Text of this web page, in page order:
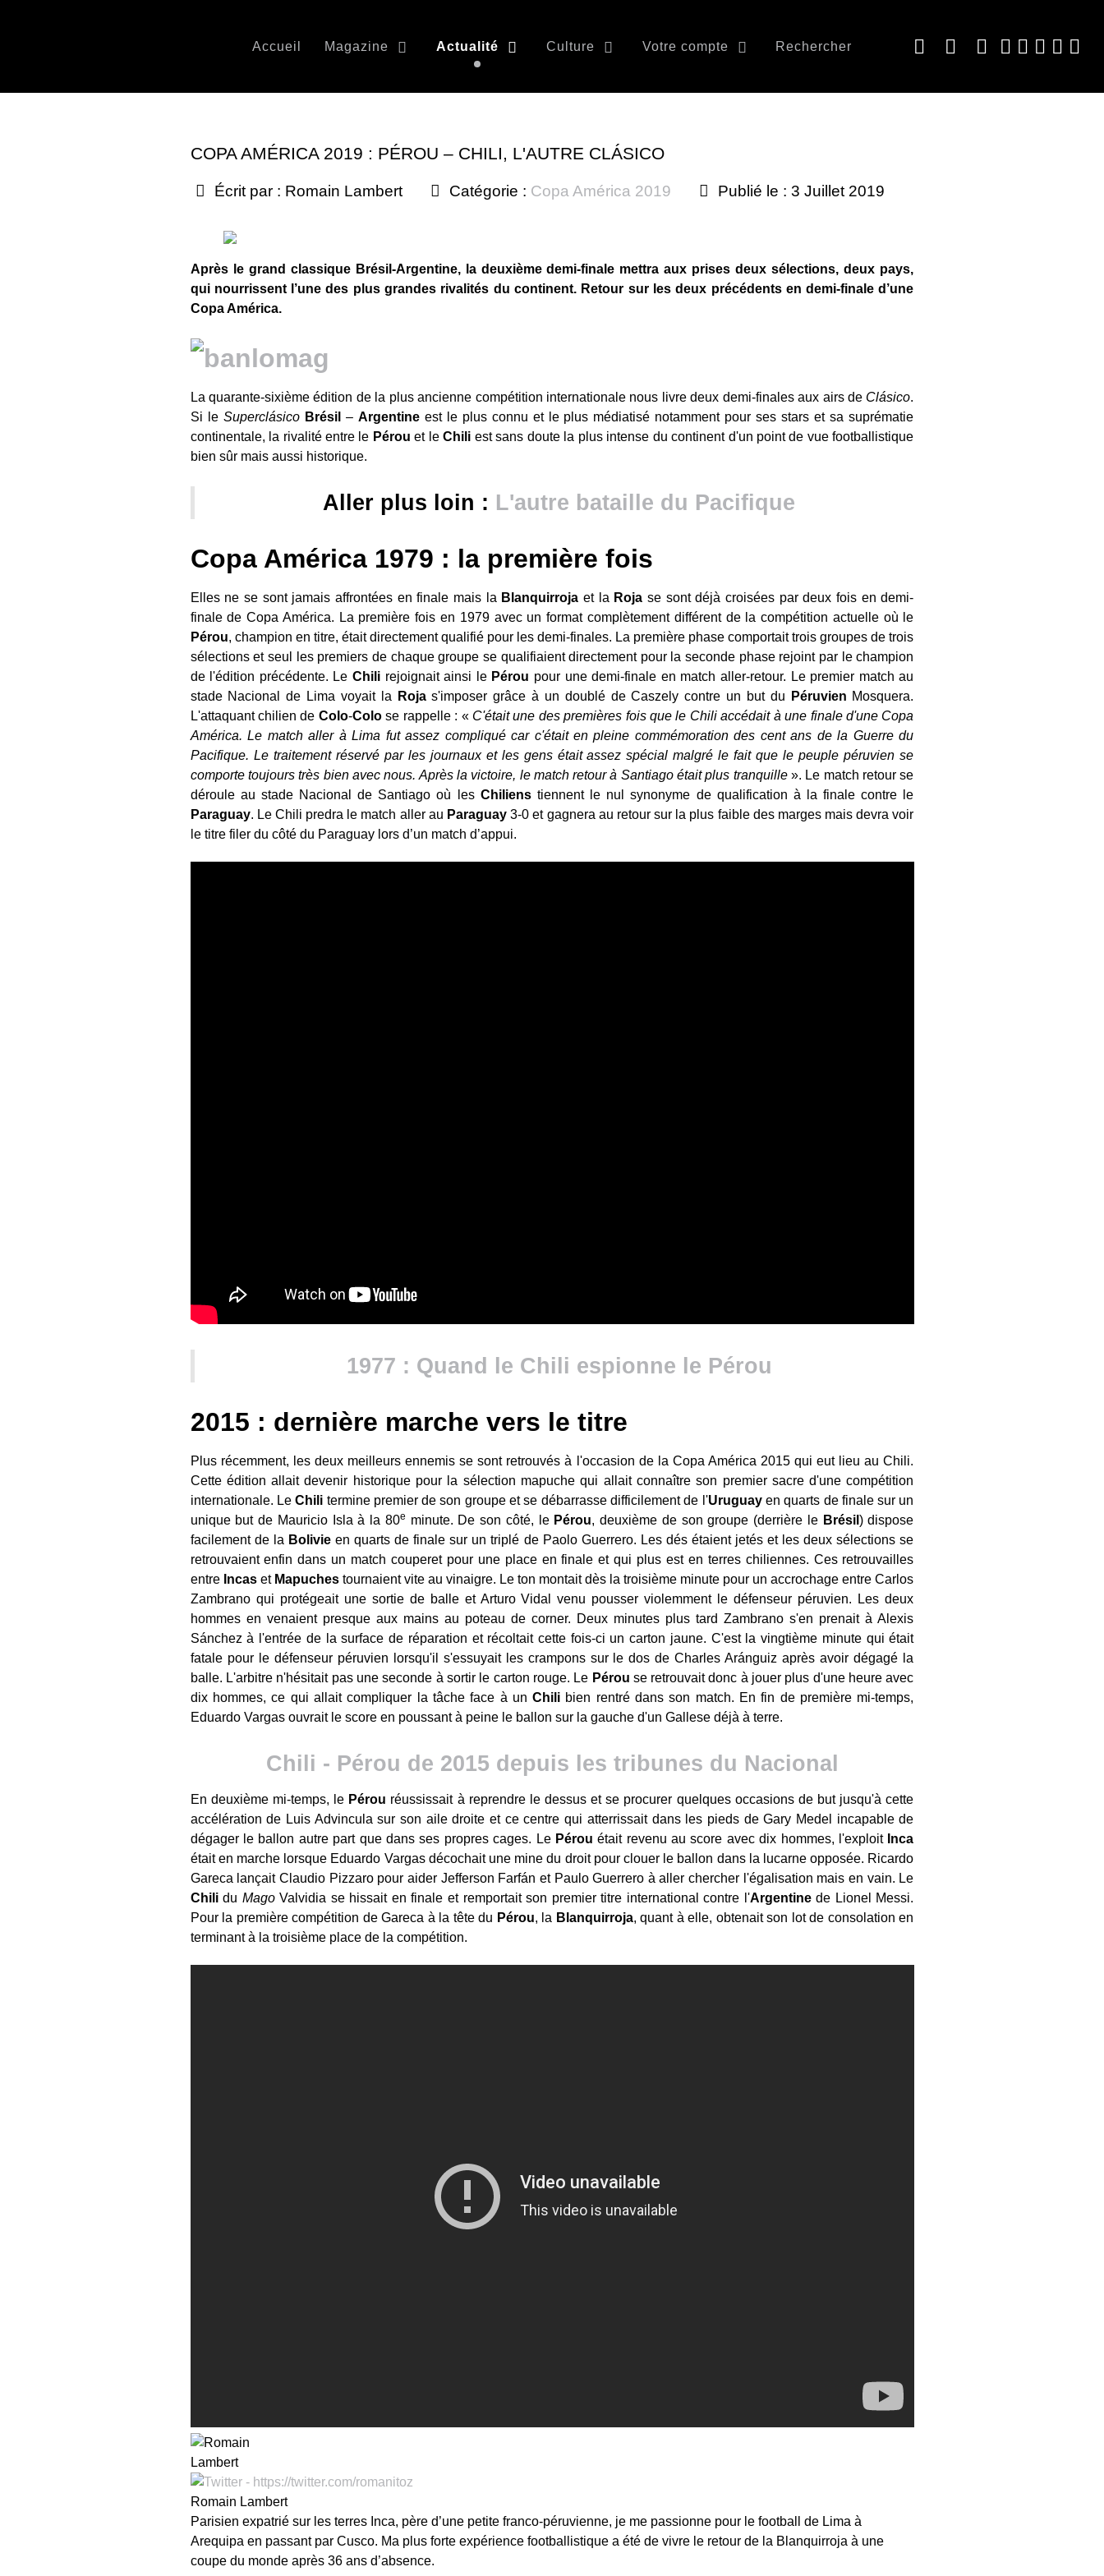
Accueil Magazine Actualité Culture Votre compte Rechercher
COPA AMÉRICA 2019 : PÉROU – CHILI, L'AUTRE CLÁSICO
Écrit par : Romain Lambert Catégorie : Copa América 2019 Publié le : 3 Juillet 2019
Après le grand classique Brésil-Argentine, la deuxième demi-finale mettra aux prises deux sélections, deux pays,
qui nourrissent l’une des plus grandes rivalités du continent. Retour sur les deux précédents en demi-finale d’une
Copa América.
La quarante-sixième édition de la plus ancienne compétition internationale nous livre deux demi-finales aux airs de Clásico.
Si le Superclásico Brésil – Argentineest le plus connu et le plus médiatisé notamment pour ses stars et sa suprématie
continentale, la rivalité entre le Pérou et leChili est sans doute la plus intense du continent d'un point de vue footballistique
bien sûr mais aussi historique.
Aller plus loin : L'autre bataille du Pacifique
Copa América 1979 : la première fois
Elles ne se sont jamais affrontées en finale mais la Blanquirroja et la Roja se sont déjà croisées par deux fois en demi-
finale de Copa América. La première fois en 1979 avec un format complètement différent de la compétition actuelle où le
Pérou, champion en titre, était directement qualifié pour les demi-finales. La première phase comportait trois groupes de trois
sélections et seul les premiers de chaque groupe se qualifiaient directement pour la seconde phase rejoint par le champion
de l'édition précédente. Le Chili rejoignait ainsi le Pérou pour une demi-finale en match aller-retour. Le premier match au
stade Nacional de Lima voyait la
Rojas'imposer grâce à un doublé de Caszely contre un but du Péruvien Mosquera.
L'attaquant chilien de Colo-Colose rappelle : « C'était une des premières fois que le Chili accédait à une finale d'une Copa
América. Le match aller à Lima fut assez compliqué car c'était en pleine commémoration des cent ans de la Guerre du
Pacifique. Le traitement réservé par les journaux et les gens était assez spécial malgré le fait que le peuple péruvien se
comporte toujours très bien avec nous. Après la victoire, le match retour à Santiago était plus tranquille». Le match retour se
déroule au stade Nacional de Santiago où les Chilienstiennent le nul synonyme de qualification à la finale contre le
Paraguay. Le Chili predra le match aller au Paraguay3-0 et gagnera au retour sur la plus faible des marges mais devra voir
le titre filer du côté du Paraguay lors d’un match d’appui.
1977 : Quand le Chili espionne le Pérou
2015 : dernière marche vers le titre
Plus récemment, les deux meilleurs ennemis se sont retrouvés à l'occasion de la Copa América 2015 qui eut lieu au Chili.
Cette édition allait devenir historique pour la sélection mapuche qui allait connaître son premier sacre d'une compétition
internationale. LeChili termine premier de son groupe et se débarrasse difficilement de l'Uruguayen quarts de finale sur un
unique but de Mauricio Isla à la 80e minute. De son côté, le Pérou, deuxième de son groupe (derrière le Brésil ) dispose
facilement de la Bolivieen quarts de finale sur un triplé de Paolo Guerrero. Les dés étaient jetés et les deux sélections se
retrouvaient enfin dans un match couperet pour une place en finale et qui plus est en terres chiliennes. Ces retrouvailles
entre Incaset Mapuchestournaient vite au vinaigre. Le ton montait dès la troisième minute pour un accrochage entre Carlos
Zambrano qui protégeait une sortie de balle et Arturo Vidal venu pousser violemment le défenseur péruvien. Les deux
hommes en venaient presque aux mains au poteau de corner. Deux minutes plus tard Zambrano s'en prenait à Alexis
Sánchez à l'entrée de la surface de réparation et récoltait cette fois-ci un carton jaune. C'est la vingtième minute qui était
fatale pour le défenseur péruvien lorsqu'il s'essuyait les crampons sur le dos de Charles Aránguiz après avoir dégagé la
balle. L'arbitre n'hésitait pas une seconde à sortir le carton rouge. Le Pérou se retrouvait donc à jouer plus d'une heure avec
dix hommes, ce qui allait compliquer la tâche face à unChili bien rentré dans son match. En fin de première mi-temps,
Eduardo Vargas ouvrait le score en poussant à peine le ballon sur la gauche d'un Gallese déjà à terre.
Chili - Pérou de 2015 depuis les tribunes du Nacional
En deuxième mi-temps, le Pérou réussissait à reprendre le dessus et se procurer quelques occasions de but jusqu'à cette
accélération de Luis Advincula sur son aile droite et ce centre qui atterrissait dans les pieds de Gary Medel incapable de
dégager le ballon autre part que dans ses propres cages. Le Pérou était revenu au score avec dix hommes, l'exploit Inca
était en marche lorsque Eduardo Vargas décochait une mine du droit pour clouer le ballon dans la lucarne opposée. Ricardo
Gareca lançait Claudio Pizzaro pour aider Jefferson Farfán et Paulo Guerrero à aller chercher l'égalisation mais en vain. Le
Chilidu MagoValvidia se hissait en finale et remportait son premier titre international contre l'Argentinede Lionel Messi.
Pour la première compétition de Gareca à la tête du Pérou, la Blanquirroja, quant à elle, obtenait son lot de consolation en
terminant à la troisième place de la compétition.
Romain Lambert
Parisien expatrié sur les terres Inca, père d’une petite franco-péruvienne, je me passionne pour le football de Lima à
Arequipa en passant par Cusco. Ma plus forte expérience footballistique a été de vivre le retour de la Blanquirroja à une
coupe du monde après 36 ans d’absence.